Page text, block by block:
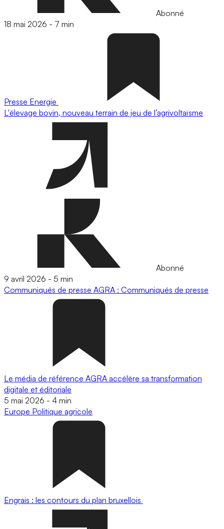
Abonné
18 mai 2026 - 7 min
Presse Energie
L'élevage bovin, nouveau terrain de jeu de l’agrivoltaïsme
Abonné
9 avril 2026 - 5 min
Communiqués de presse AGRA : Communiqués de presse
Le média de référence AGRA accélère sa transformation
digitale et éditoriale
5 mai 2026 - 4 min
Europe Politique agricole
Engrais : les contours du plan bruxellois